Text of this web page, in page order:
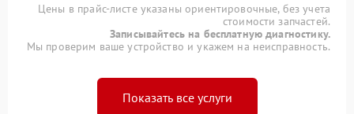
Цены в прайс-листе указаны ориентировочные, без учета
стоимости запчастей.
Записывайтесь на бесплатную диагностику.
Мы проверим ваше устройство и укажем на неисправность.
Показать все услуги